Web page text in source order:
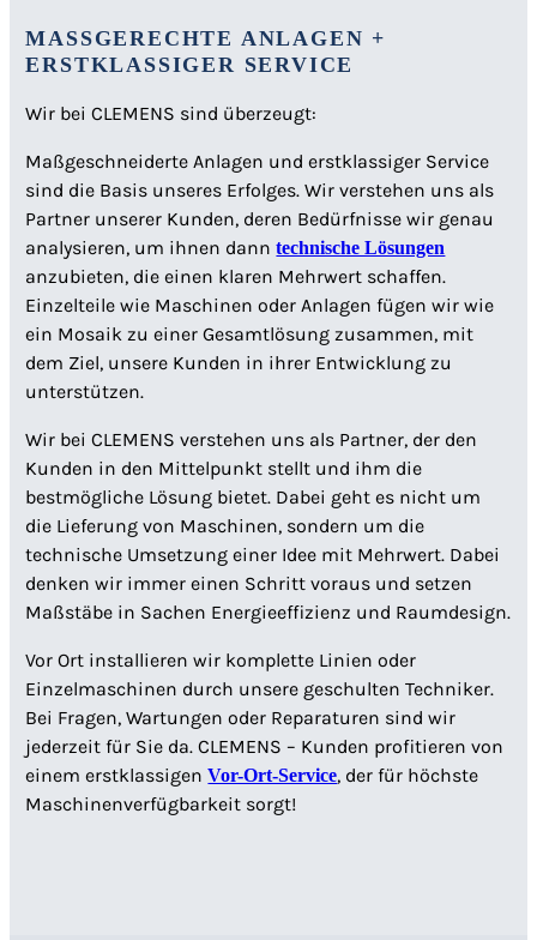
MASSGERECHTE ANLAGEN +
ERSTKLASSIGER SERVICE
Wir bei CLEMENS sind überzeugt:
Maßgeschneiderte Anlagen und erstklassiger Service
sind die Basis unseres Erfolges. Wir verstehen uns als
Partner unserer Kunden, deren Bedürfnisse wir genau
analysieren, um ihnen dann technische Lösungen
anzubieten, die einen klaren Mehrwert schaffen.
Einzelteile wie Maschinen oder Anlagen fügen wir wie
ein Mosaik zu einer Gesamtlösung zusammen, mit
dem Ziel, unsere Kunden in ihrer Entwicklung zu
unterstützen.
Wir bei CLEMENS verstehen uns als Partner, der den
Kunden in den Mittelpunkt stellt und ihm die
bestmögliche Lösung bietet. Dabei geht es nicht um
die Lieferung von Maschinen, sondern um die
technische Umsetzung einer Idee mit Mehrwert. Dabei
denken wir immer einen Schritt voraus und setzen
Maßstäbe in Sachen Energieeffizienz und Raumdesign.
Vor Ort installieren wir komplette Linien oder
Einzelmaschinen durch unsere geschulten Techniker.
Bei Fragen, Wartungen oder Reparaturen sind wir
jederzeit für Sie da. CLEMENS – Kunden profitieren von
einem erstklassigenVor-Ort-Service, der für höchste
Maschinenverfügbarkeit sorgt!